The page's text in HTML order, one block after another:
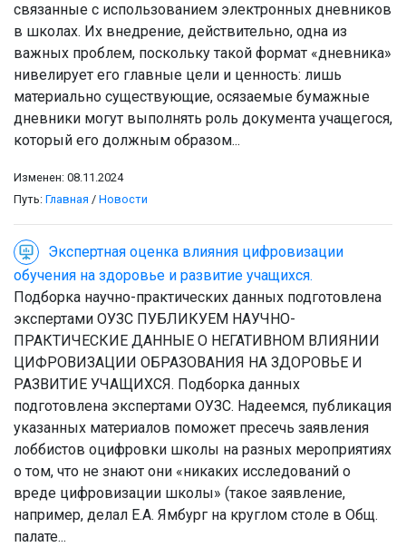
связанные с использованием электронных дневников
в школах. Их внедрение, действительно, одна из
важных проблем, поскольку такой формат «дневника»
нивелирует его главные цели и ценность: лишь
материально существующие, осязаемые бумажные
дневники могут выполнять роль документа учащегося,
который его должным образом...
Изменен: 08.11.2024
Путь: Главная / Новости
Экспертная оценка влияния цифровизации
обучения на здоровье и развитие учащихся.
Подборка научно-практических данных подготовлена
экспертами ОУЗС ПУБЛИКУЕМ НАУЧНО-
ПРАКТИЧЕСКИЕ ДАННЫЕ О НЕГАТИВНОМ ВЛИЯНИИ
ЦИФРОВИЗАЦИИ ОБРАЗОВАНИЯ НА ЗДОРОВЬЕ И
РАЗВИТИЕ УЧАЩИХСЯ. Подборка данных
подготовлена экспертами ОУЗС. Надеемся, публикация
указанных материалов поможет пресечь заявления
лоббистов оцифровки школы на разных мероприятиях
о том, что не знают они «никаких исследований о
вреде цифровизации школы» (такое заявление,
например, делал Е.А. Ямбург на круглом столе в Общ.
палате...